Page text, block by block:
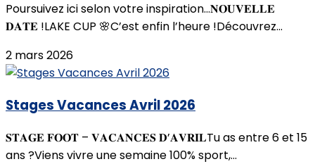
Poursuivez ici selon votre inspiration...𝐍𝐎𝐔𝐕𝐄𝐋𝐋𝐄
𝐃𝐀𝐓𝐄 !LAKE CUP 🌸C’est enfin l’heure !Découvrez...
2 mars 2026
Stages Vacances Avril 2026
𝐒𝐓𝐀𝐆𝐄 𝐅𝐎𝐎𝐓 – 𝐕𝐀𝐂𝐀𝐍𝐂𝐄𝐒 𝐃’𝐀𝐕𝐑𝐈𝐋Tu as entre 6 et 15
ans ?Viens vivre une semaine 100% sport,...